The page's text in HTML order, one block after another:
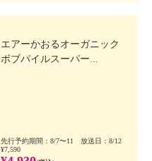
エアーかおるオーガニック
ボブパイルスーパー...
先行予約期間：8/7〜11 放送日：8/12
¥7,590